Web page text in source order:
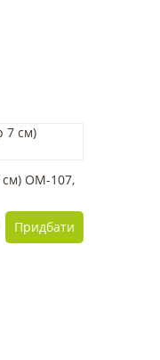
OМ-107,
Придбати